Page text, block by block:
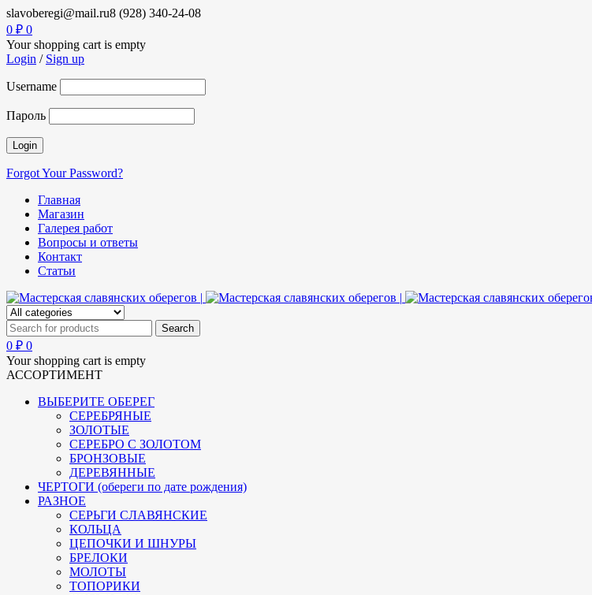
slavoberegi@mail.ru8 (928) 340-24-08
0 ₽ 0
Your shopping cart is empty
Login / Sign up
Username
Пароль
Forgot Your Password?
Главная
Магазин
Галерея работ
Вопросы и ответы
Контакт
Статьи
0 ₽ 0
Your shopping cart is empty
АССОРТИМЕНТ
ВЫБЕРИТЕ ОБЕРЕГ
СЕРЕБРЯНЫЕ
ЗОЛОТЫЕ
СЕРЕБРО С ЗОЛОТОМ
БРОНЗОВЫЕ
ДЕРЕВЯННЫЕ
ЧЕРТОГИ (обереги по дате рождения)
РАЗНОЕ
СЕРЬГИ СЛАВЯНСКИЕ
КОЛЬЦА
ЦЕПОЧКИ И ШНУРЫ
БРЕЛОКИ
МОЛОТЫ
ТОПОРИКИ